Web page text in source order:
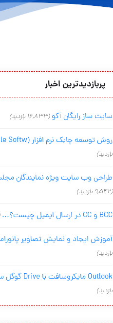
پربازدیدترین اخبار
سایت ساز رایگان آکو (16,833 بازدید)
روش توسعه چابک نرم افزار (Agile Softw...
بازدید)
طراحی وب سایت ویژه نمایندگان
(9,542 بازدید)
BCC و CC در ارسال ایمیل چیست؟...
آموزش ایجاد و نمایش تصاویر
بازدید)
Outlook مایکروسافت با Drive گوگل سازگ...
بازدید)